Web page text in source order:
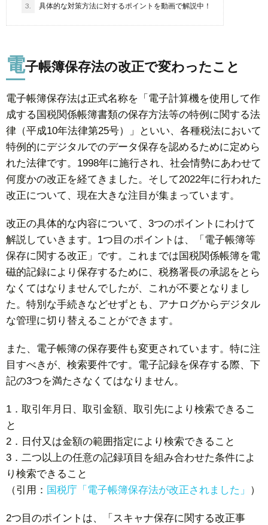
3. 具体的な対策方法に対するポイントを動画で解説中！
電子帳簿保存法の改正で変わったこと
電子帳簿保存法は正式名称を「電子計算機を使用して作
成する国税関係帳簿書類の保存方法等の特例に関する法
律（平成10年法律第25号）」といい、各種税法において
特例的にデジタルでのデータ保存を認めるために定めら
れた法律です。1998年に施行され、社会情勢にあわせて
何度かの改正を経てきました。そして2022年に行われた
改正について、現在大きな注目が集まっています。
改正の具体的な内容について、3つのポイントにわけて
解説していきます。1つ目のポイントは、「電子帳簿等
保存に関する改正」です。これまでは国税関係帳簿を電
磁的記録により保存するために、税務署長の承認をとら
なくてはなりませんでしたが、これが不要となりまし
た。特別な手続きなどせずとも、アナログからデジタル
な管理に切り替えることができます。
また、電子帳簿の保存要件も変更されています。特に注
目すべきが、検索要件です。電子記録を保存する際、下
記の3つを満たさなくてはなりません。
1．取引年月日、取引金額、取引先により検索できるこ
と
2．日付又は金額の範囲指定により検索できること
3．二つ以上の任意の記録項目を組み合わせた条件によ
り検索できること
（引用： 国税庁「電子帳簿保存法が改正されました」 ）
2つ目のポイントは、「スキャナ保存に関する改正事